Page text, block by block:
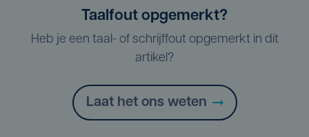
Taalfout opgemerkt?
Heb je een taal- of schrijffout opgemerkt in dit
artikel?
Laat het ons weten